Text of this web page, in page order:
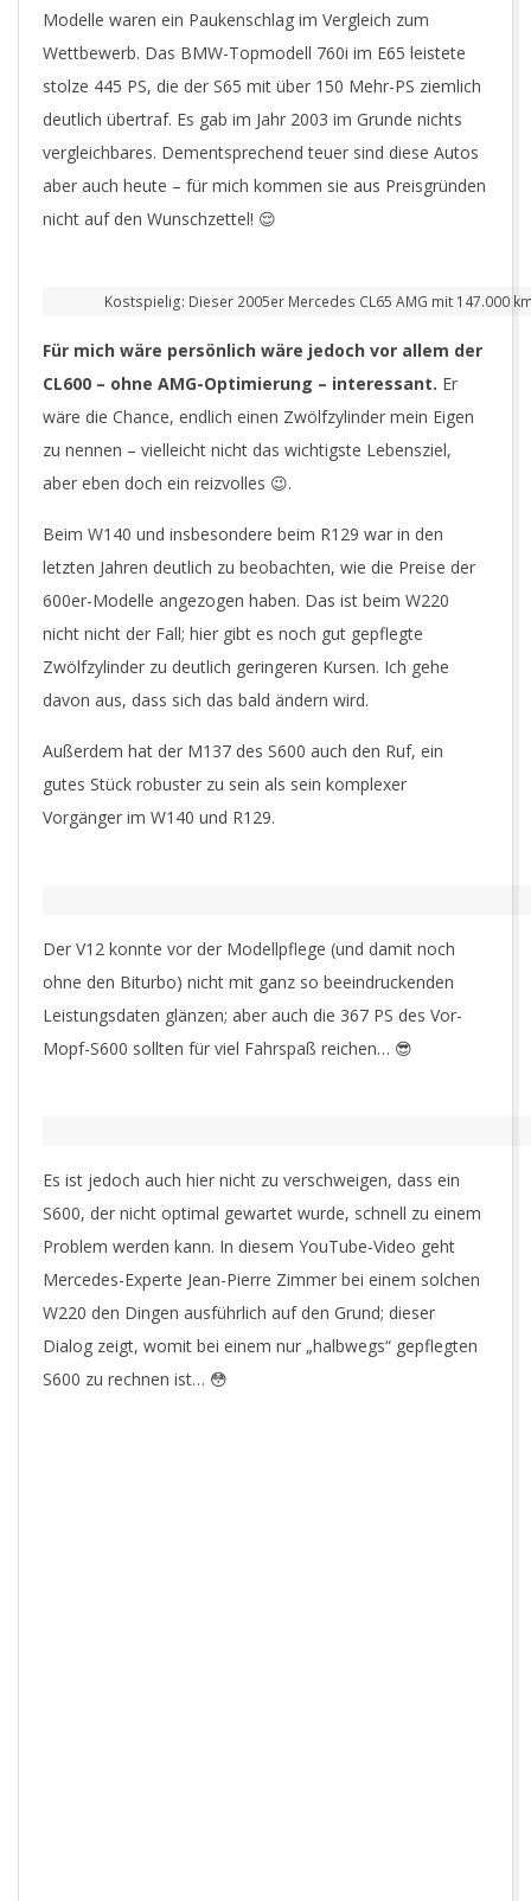
Modelle waren ein Paukenschlag im Vergleich zum
Wettbewerb. Das BMW-Topmodell 760i im E65 leistete
stolze 445 PS, die der S65 mit über 150 Mehr-PS ziemlich
deutlich übertraf. Es gab im Jahr 2003 im Grunde nichts
vergleichbares. Dementsprechend teuer sind diese Autos
aber auch heute – für mich kommen sie aus Preisgründen
nicht auf den Wunschzettel! 😌
Kostspielig: Dieser 2005er Mercedes CL65 AMG mit 147.000
Für mich wäre persönlich wäre jedoch vor allem der
CL600 – ohne AMG-Optimierung – interessant. Er
wäre die Chance, endlich einen Zwölfzylinder mein Eigen
zu nennen – vielleicht nicht das wichtigste Lebensziel,
aber eben doch ein reizvolles 😉.
Beim W140 und insbesondere beim R129 war in den
letzten Jahren deutlich zu beobachten, wie die Preise der
600er-Modelle angezogen haben. Das ist beim W220
nicht nicht der Fall; hier gibt es noch gut gepflegte
Zwölfzylinder zu deutlich geringeren Kursen. Ich gehe
davon aus, dass sich das bald ändern wird.
Außerdem hat der M137 des S600 auch den Ruf, ein
gutes Stück robuster zu sein als sein komplexer
Vorgänger im W140 und R129.
Der V12 konnte vor der Modellpflege (und damit noch
ohne den Biturbo) nicht mit ganz so beeindruckenden
Leistungsdaten glänzen; aber auch die 367 PS des Vor-
Mopf-S600 sollten für viel Fahrspaß reichen… 😎
Es ist jedoch auch hier nicht zu verschweigen, dass ein
S600, der nicht optimal gewartet wurde, schnell zu einem
Problem werden kann. In diesem YouTube-Video geht
Mercedes-Experte Jean-Pierre Zimmer bei einem solchen
W220 den Dingen ausführlich auf den Grund; dieser
Dialog zeigt, womit bei einem nur „halbwegs“ gepflegten
S600 zu rechnen ist… 😳